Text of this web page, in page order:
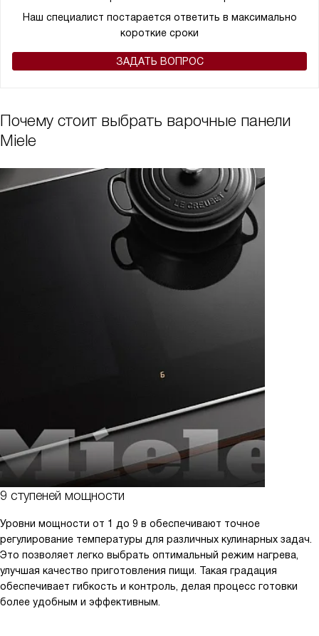
Наш специалист постарается ответить в максимально
короткие сроки
ЗАДАТЬ ВОПРОС
Почему стоит выбрать варочные панели
Miele
9 ступеней мощности
Уровни мощности от 1 до 9 в обеспечивают точное
регулирование температуры для различных кулинарных задач.
Это позволяет легко выбрать оптимальный режим нагрева,
улучшая качество приготовления пищи. Такая градация
обеспечивает гибкость и контроль, делая процесс готовки
более удобным и эффективным.